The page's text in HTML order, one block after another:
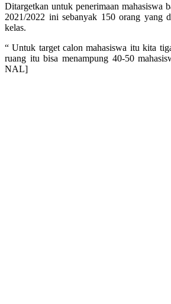
Ditargetkan untuk penerimaan mahasiswa
2021/2022 ini sebanyak 150 orang yang
kelas.
“ Untuk target calon mahasiswa itu kita
ruang itu bisa menampung 40-50
NAL]